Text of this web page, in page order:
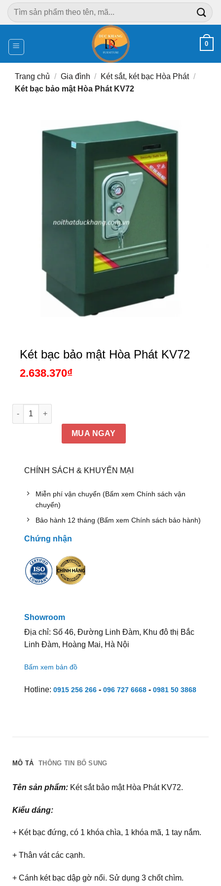
Chuyển
đến
dung
Tìm
kiếm:
0
Trang chủ / Gia đình / Két sắt, két bạc Hòa Phát /
Két bạc bảo mật Hòa Phát KV72
Két bạc bảo mật Hòa Phát KV72
2.638.370₫
Két bạc bảo mật Hòa Phát KV72 số lượng
MUA NGAY
CHÍNH SÁCH & KHUYẾN MẠI
Miễn phí vận chuyển (Bấm xem Chính sách vận
chuyển)
Bảo hành 12 tháng (Bấm xem Chính sách bảo hành)
Chứng nhận
Showroom
Địa chỉ: Số 46, Đường Linh Đàm, Khu đô thị Bắc
Linh Đàm, Hoàng Mai, Hà Nội
Bấm xem bản đồ
Hotline: 0915 256 266- 096 727 6668- 0981 50 3868
MÔ TẢ THÔNG TIN BỔ SUNG
Tên sản phẩm:Két sắt bảo mật Hòa Phát KV72.
Kiểu dáng:
+ Két bạc đứng, có 1 khóa chìa, 1 khóa mã, 1 tay nắm.
+ Thân vát các cạnh.
+ Cánh két bạc dập gờ nổi. Sử dụng 3 chốt chìm.